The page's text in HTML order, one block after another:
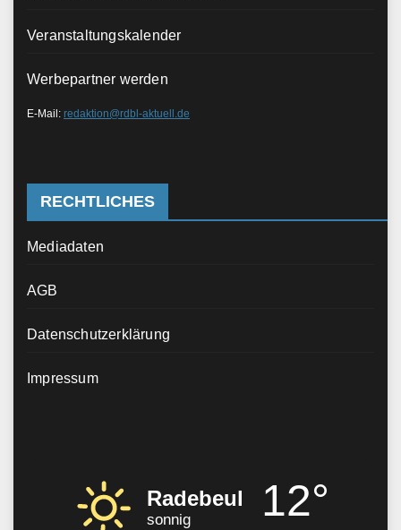
Veranstaltungskalender
Werbepartner werden
E-Mail: redaktion@rdbl-aktuell.de
RECHTLICHES
Mediadaten
AGB
Datenschutzerklärung
Impressum
Radebeul
sonnig 12°